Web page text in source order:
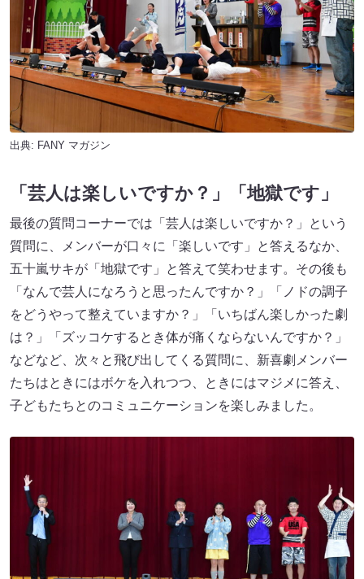
出典: FANY マガジン
「芸人は楽しいですか？」「地獄です」
最後の質問コーナーでは「芸人は楽しいですか？」という
質問に、メンバーが口々に「楽しいです」と答えるなか、
五十嵐サキが「地獄です」と答えて笑わせます。その後も
「なんで芸人になろうと思ったんですか？」「ノドの調子
をどうやって整えていますか？」「いちばん楽しかった劇
は？」「ズッコケするとき体が痛くならないんですか？」
などなど、次々と飛び出してくる質問に、新喜劇メンバー
たちはときにはボケを入れつつ、ときにはマジメに答え、
子どもたちとのコミュニケーションを楽しみました。